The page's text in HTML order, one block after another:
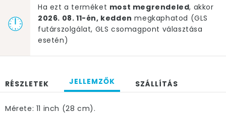
Ha ezt a terméket most megrendeled, akkor
2026. 08. 11-én, kedden megkaphatod (GLS
futárszolgálat, GLS csomagpont választása
esetén)
RÉSZLETEK JELLEMZŐK SZÁLLÍTÁS
Mérete: 11 inch (28 cm).